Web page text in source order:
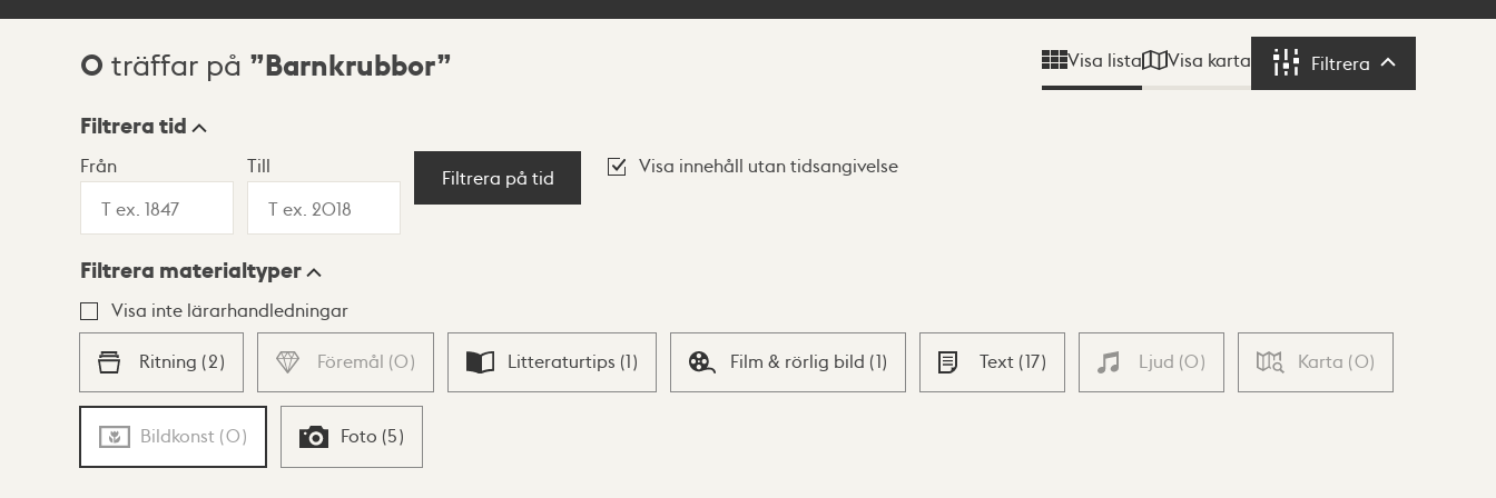
Sökresultat
0 träffar på Barnkrubbor Visa lista Visa karta Filtrera Filtrera
Visningsläge
Lista Karta
Filtrera tid
Från Till
Filtrera på tid
Visa innehåll utan tidsangivelse
Filtrera materialtyper
Visa inte lärarhandledningar
Ritning (2) Föremål (0) Litteraturtips (1) Film & rörlig bild (1) Text (17) Ljud (0) Karta (0)
Bildkonst (0) Foto (5)